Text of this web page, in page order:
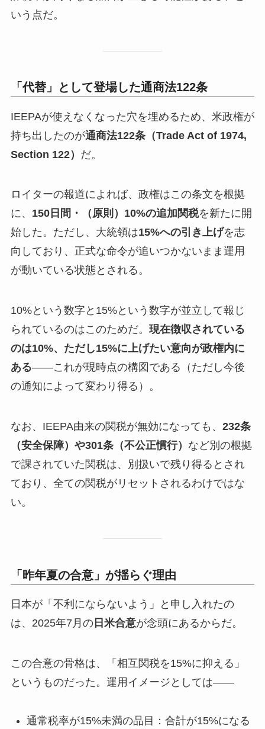
いう点だ。
「代替」として登場した通商法122条
IEEPAが使えなくなった穴を埋めるため、米政権が
持ち出したのが通商法122条（Trade Act of 1974,
Section 122） だ。
ロイターの報道によれば、政権はこの条文を根拠
に、 150日間・（原則）10%の追加関税を新たに開
始した。ただし、大統領は15%への引き上げを志
向しており、正式な命令が追いつかないまま運用
が動いている状態とされる。
10%という数字と15%という数字が並立して報じ
られているのはこのためだ。 現在徴収されている
のは10%、ただし15%に上げたい意向が政権内に
ある——これが現時点の構図である（ただし今後
の通知によって変わり得る）。
なお、IEEPA由来の関税が無効になっても、 232条
（安全保障）や301条（不公正慣行） など別の根拠
で課されていた関税は、別扱いで残り得るとされ
ており、全ての関税がリセットされるわけではな
い。
「昨年夏の合意」が揺らぐ理由
日本が「不利にならないよう」と申し入れたの
は、2025年7月の日米合意が念頭にあるからだ。
この合意の骨格は、「相互関税を15%に抑える」
というものだった。運用イメージとしては——
通常税率が15%未満の品目：合計が15%になる